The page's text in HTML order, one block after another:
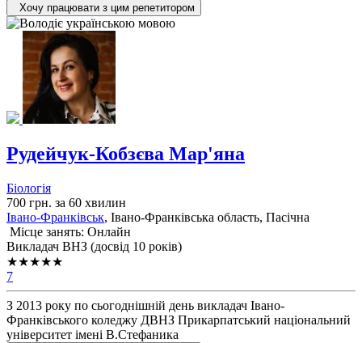
Хочу працювати з цим репетитором
Рудейчук-Кобзєва Мар'яна
Біологія
700 грн. за 60 хвилин
Івано-Франківськ, Івано-Франківська область, Пасічна
Місце занять: Онлайн
Викладач ВНЗ (досвід 10 років)
★★★★★
7
З 2013 року по сьогоднішній день викладач Івано-
Франківського коледжу ДВНЗ Прикарпатський національний
університет імені В.Стефаника